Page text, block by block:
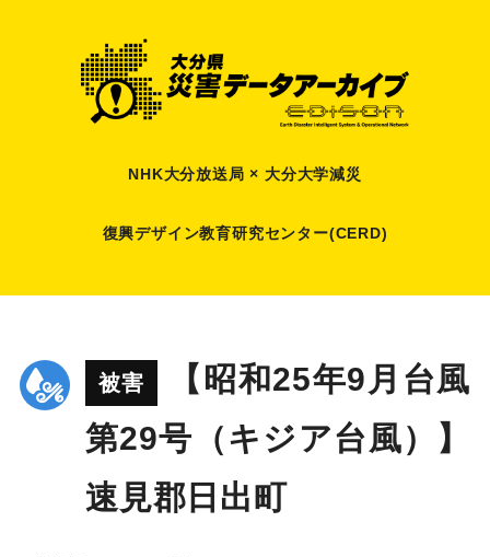
NHK大分放送局 × 大分大学減災
復興デザイン教育研究センター(CERD)
被害
【昭和25年9月台風
第29号（キジア台風）】
速見郡日出町